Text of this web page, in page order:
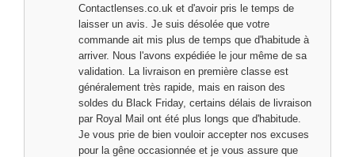
Contactlenses.co.uk et d'avoir pris le temps de
laisser un avis. Je suis désolée que votre
commande ait mis plus de temps que d'habitude à
arriver. Nous l'avons expédiée le jour même de sa
validation. La livraison en première classe est
généralement très rapide, mais en raison des
soldes du Black Friday, certains délais de livraison
par Royal Mail ont été plus longs que d'habitude.
Je vous prie de bien vouloir accepter nos excuses
pour la gêne occasionnée et je vous assure que